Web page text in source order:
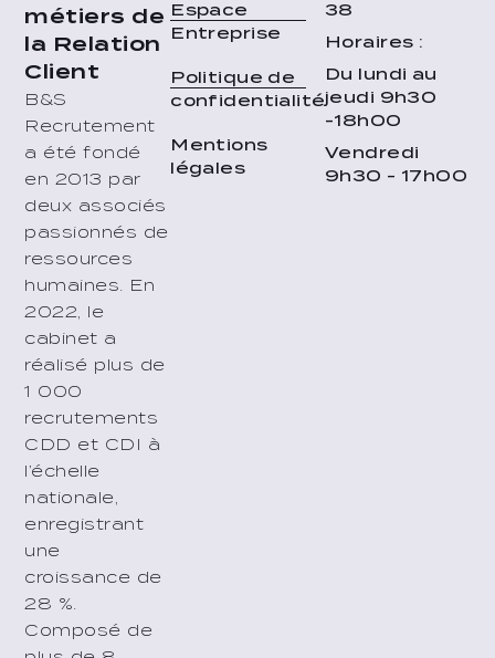
métiers de
la Relation
Client
B&S
Recrutement
a été fondé
en 2013 par
deux associés
passionnés de
ressources
humaines. En
2022, le
cabinet a
réalisé plus de
1 000
recrutements
CDD et CDI à
l’échelle
nationale,
enregistrant
une
croissance de
28 %.
Composé de
Espace
Entreprise
Politique de
confidentialité
Mentions
légales
38
Horaires :
Du lundi au
jeudi 9h30
-18h00
Vendredi
9h30 - 17h00